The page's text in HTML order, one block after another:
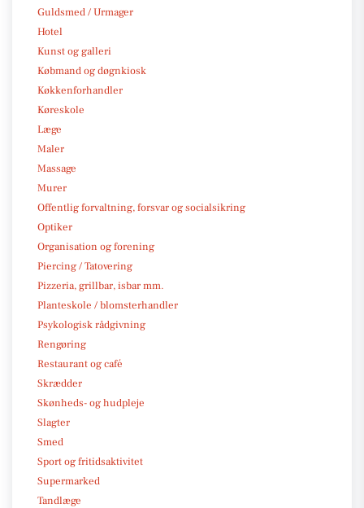
Guldsmed / Urmager
Hotel
Kunst og galleri
Købmand og døgnkiosk
Køkkenforhandler
Køreskole
Læge
Maler
Massage
Murer
Offentlig forvaltning, forsvar og socialsikring
Optiker
Organisation og forening
Piercing / Tatovering
Pizzeria, grillbar, isbar mm.
Planteskole / blomsterhandler
Psykologisk rådgivning
Rengøring
Restaurant og café
Skrædder
Skønheds- og hudpleje
Slagter
Smed
Sport og fritidsaktivitet
Supermarked
Tandlæge